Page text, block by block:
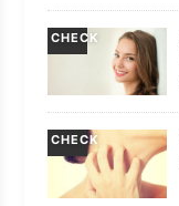
CHECK
CHECK